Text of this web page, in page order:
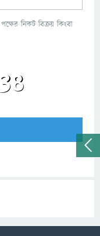
নিকট বিক্রয় কিংবা